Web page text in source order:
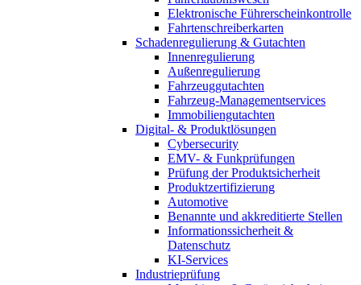
Elektronische Führerscheinkontrolle
Fahrtenschreiberkarten
Schadenregulierung & Gutachten
Innenregulierung
Außenregulierung
Fahrzeuggutachten
Fahrzeug-Managementservices
Immobiliengutachten
Digital- & Produktlösungen
Cybersecurity
EMV- & Funkprüfungen
Prüfung der Produktsicherheit
Produktzertifizierung
Automotive
Benannte und akkreditierte Stellen
Informationssicherheit &
Datenschutz
KI-Services
Industrieprüfung